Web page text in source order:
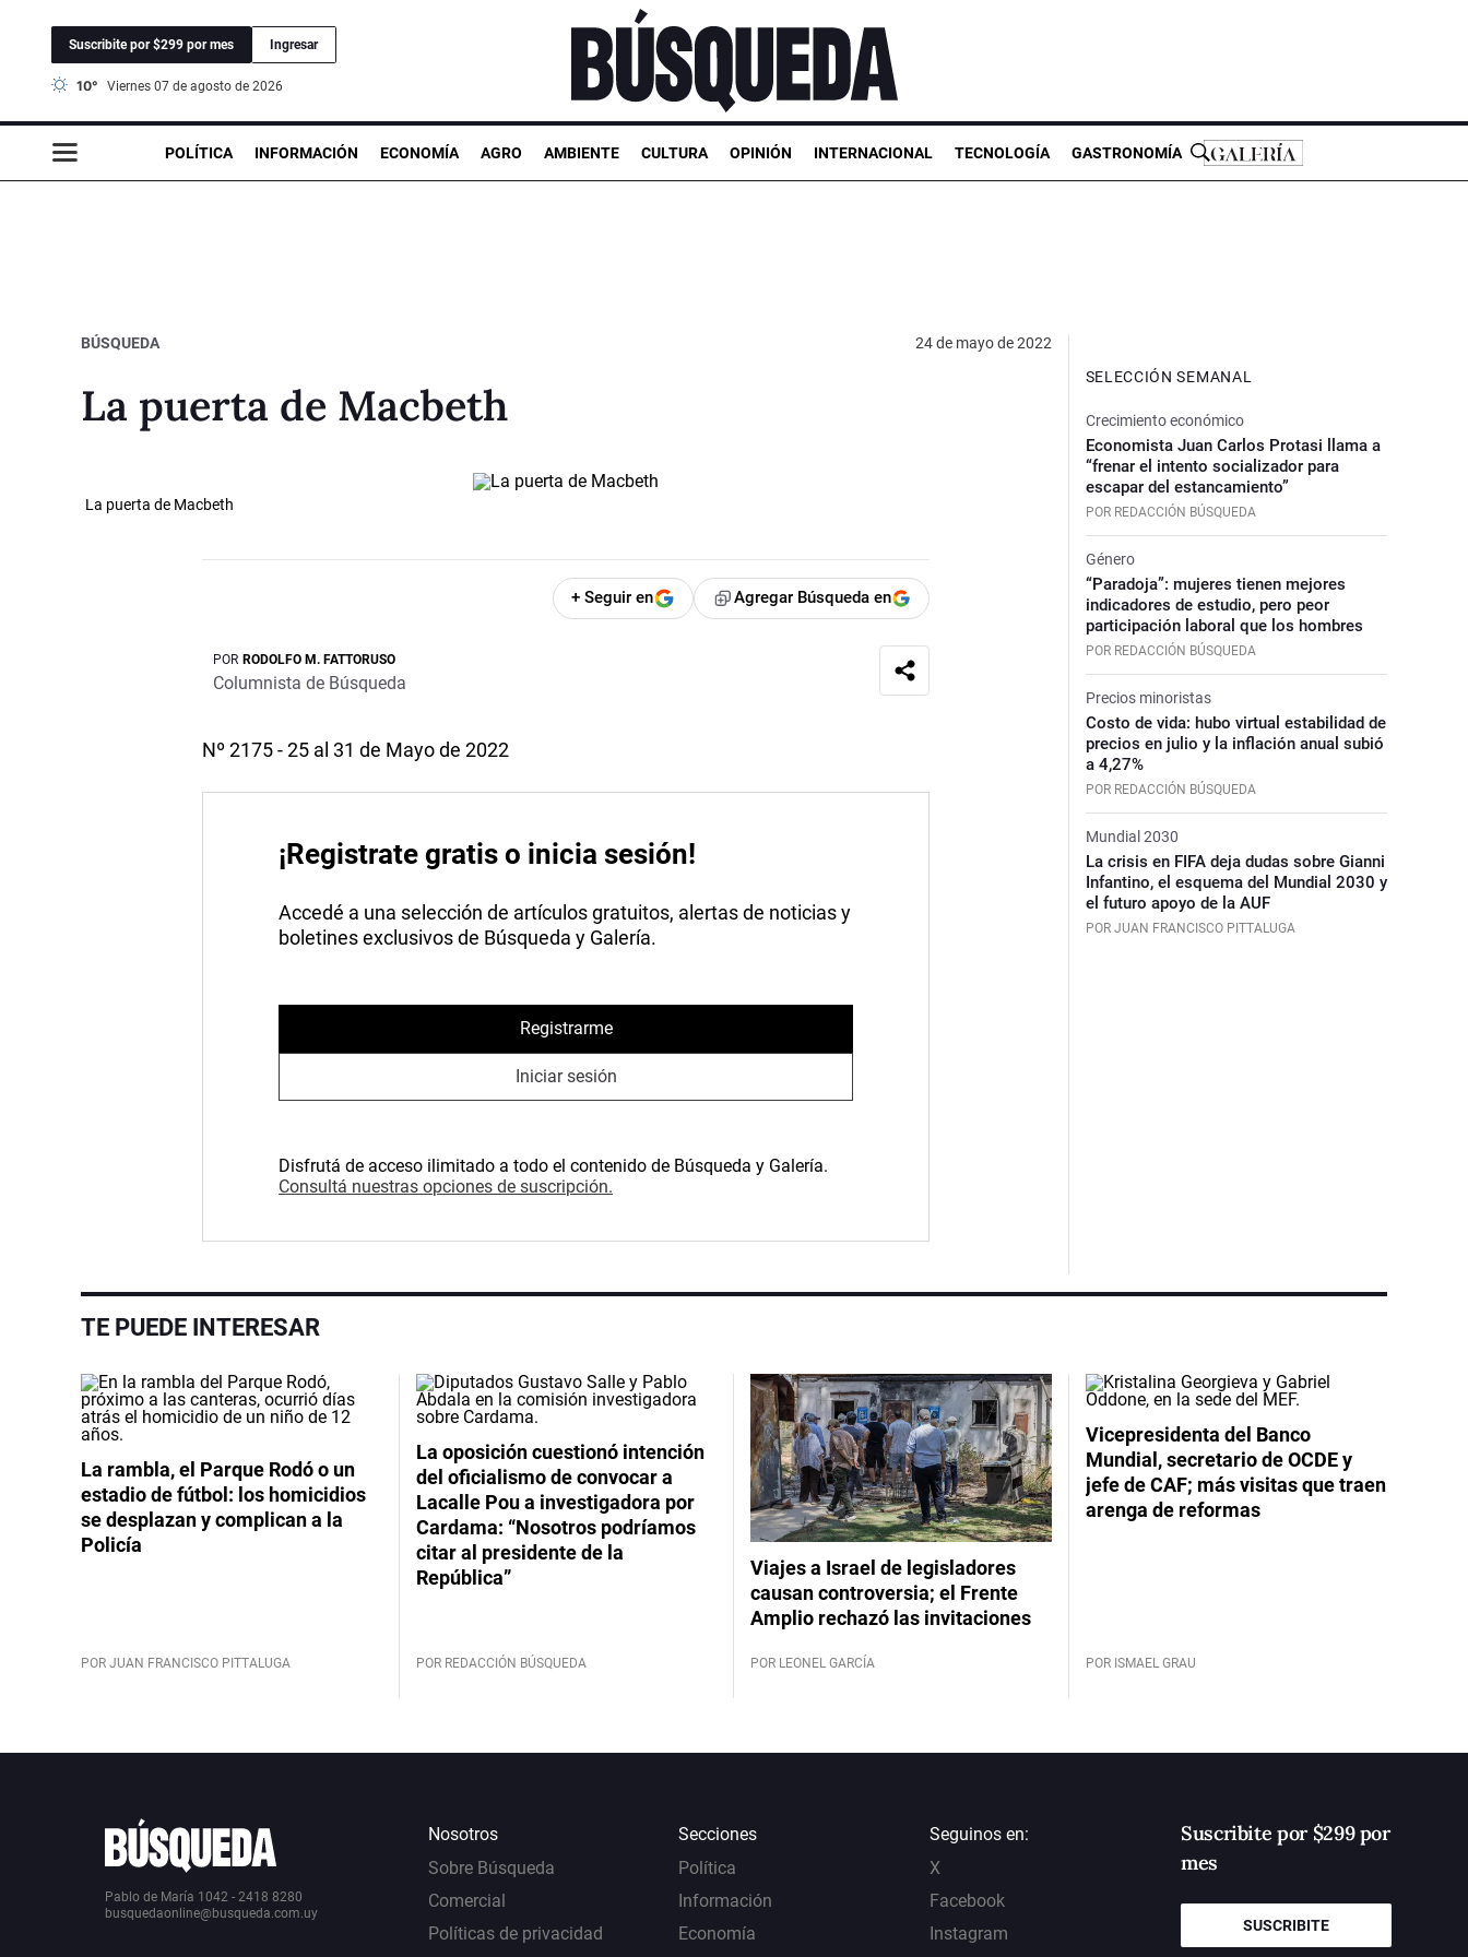
Suscribite por $299 por mes Ingresar
10° viernes 07 de agosto de 2026
POLÍTICA INFORMACIÓN ECONOMÍA AGRO AMBIENTE CULTURA OPINIÓN INTERNACIONAL TECNOLOGÍA GASTRONOMÍA
BÚSQUEDA 24 de mayo de 2022
La puerta de Macbeth
La puerta de Macbeth
+ Seguir en Agregar Búsqueda en
POR RODOLFO M. FATTORUSO
Columnista de Búsqueda
Nº 2175 - 25 al 31 de Mayo de 2022
¡Registrate gratis o inicia sesión!
Accedé a una selección de artículos gratuitos, alertas de noticias y
boletines exclusivos de Búsqueda y Galería.
Registrarme
Iniciar sesión
Disfrutá de acceso ilimitado a todo el contenido de Búsqueda y Galería.
Consultá nuestras opciones de suscripción.
SELECCIÓN SEMANAL
Crecimiento económico
Economista Juan Carlos Protasi llama a
“frenar el intento socializador para
escapar del estancamiento”
POR REDACCIÓN BÚSQUEDA
Género
“Paradoja”: mujeres tienen mejores
indicadores de estudio, pero peor
participación laboral que los hombres
POR REDACCIÓN BÚSQUEDA
Precios minoristas
Costo de vida: hubo virtual estabilidad de
precios en julio y la inflación anual subió
a 4,27%
POR REDACCIÓN BÚSQUEDA
Mundial 2030
La crisis en FIFA deja dudas sobre Gianni
Infantino, el esquema del Mundial 2030 y
el futuro apoyo de la AUF
POR JUAN FRANCISCO PITTALUGA
TE PUEDE INTERESAR
La rambla, el Parque Rodó o un
estadio de fútbol: los homicidios
se desplazan y complican a la
Policía
POR JUAN FRANCISCO PITTALUGA
La oposición cuestionó intención
del oficialismo de convocar a
Lacalle Pou a investigadora por
Cardama: “Nosotros podríamos
citar al presidente de la
República”
POR REDACCIÓN BÚSQUEDA
Viajes a Israel de legisladores
causan controversia; el Frente
Amplio rechazó las invitaciones
POR LEONEL GARCÍA
Vicepresidenta del Banco
Mundial, secretario de OCDE y
jefe de CAF; más visitas que traen
arenga de reformas
POR ISMAEL GRAU
Pablo de María 1042 - 2418 8280
busquedaonline@busqueda.com.uy
Nosotros
Sobre Búsqueda
Comercial
Políticas de privacidad
Secciones
Política
Información
Economía
Seguinos en:
X
Facebook
Instagram
Suscribite por $299 por
mes
SUSCRIBITE